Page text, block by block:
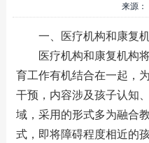
来源
一、医疗机构和康复
医疗机构和康复机构
育工作有机结合在一起，
干预，内容涉及孩子认知
域，采用的形式多为融合
式，即将障碍程度相近的